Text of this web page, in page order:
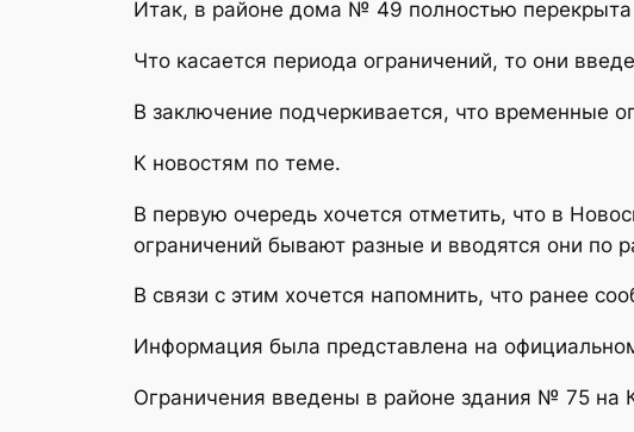
Итак, в районе дома № 49 полностью перекрыта
Что касается периода ограничений, то они
В заключение подчеркивается, что временные
К новостям по теме.
В первую очередь хочется отметить, что в
ограничений бывают разные и вводятся они по
В связи с этим хочется напомнить, что ранее
Информация была представлена на
Ограничения введены в районе здания № 75 на